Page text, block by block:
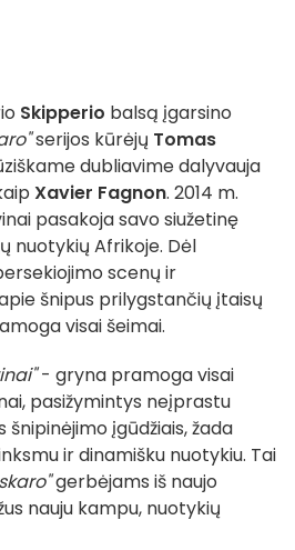
Skipperio balsą įgarsino
serijos kūrėjų Tomas
dubliavime dalyvauja
Xavier Fagnon. 2014 m.
pasakoja savo siužetinę
nuotykių Afrikoje. Dėl
scenų ir
šnipus prilygstančių įtaisų
visai šeimai.
- gryna pramoga visai
pasižymintys neįprastu
įgūdžiais, žada
ir dinamišku nuotykiu. Tai
gerbėjams iš naujo
nauju kampu, nuotykių